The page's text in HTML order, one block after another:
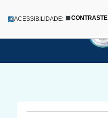
para
ACESSIBILIDADE: CONTRASTE